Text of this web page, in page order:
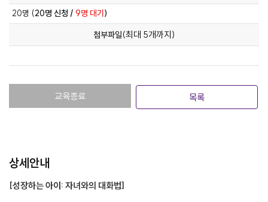
20명 (20명 신청 / 9명 대기)
첨부파일(최대 5개까지)
교육종료 목록
상세안내
[성장하는 아이: 자녀와의 대화법]